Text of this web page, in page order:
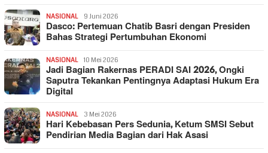
NASIONAL 9 Juni 2026
Dasco: Pertemuan Chatib Basri dengan Presiden
Bahas Strategi Pertumbuhan Ekonomi
NASIONAL 10 Mei 2026
Jadi Bagian Rakernas PERADI SAI 2026, Ongki
Saputra Tekankan Pentingnya Adaptasi Hukum Era
Digital
NASIONAL 3 Mei 2026
Hari Kebebasan Pers Sedunia, Ketum SMSI Sebut
Pendirian Media Bagian dari Hak Asasi